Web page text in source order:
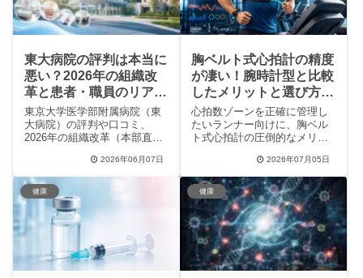
可能性も詳しく紹介します。
やメリットも詳しく解説。
東大病院の評判は本当に
悪い？2026年の組織改
革と患者・職員のリアル
な口コミを徹底調査
東京大学医学部附属病院（東
大病院）の評判や口コミ、
2026年の組織改革（本部直轄
の技術力に対する高い評価か
ら、長い待ち時間や入院時の
不安、職員による内部評価ま
で、リアルな体験談をもとに
メリット・デメリットを紹介
します。
2026年06月07日
胸ベルト式心拍計の精度
が凄い！腕時計型と比較
したメリットと選び方5
つのポイント
心拍数ゾーンを正確に管理し
たいランナー向けに、胸ベル
ト式心拍計の圧倒的なメリッ
す。腕時計型光学式心拍計と
の精度比較やユーザーのリア
ルな体験談、女性専用モデル
の紹介、さらにアームバンド
式との違いまで、この記事を
読めばあなたに最適な心拍計
がわかります。
2026年07月05日
健康 健康